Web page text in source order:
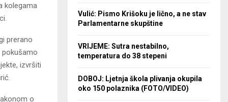
kolegama
prerano
pokušamo
izvršiti
o
Vulić: Pismo Krišoku je lično, a ne stav
Parlamentarne skupštine
VRIJEME: Sutra nestabilno,
temperatura do 38 stepeni
DOBOJ: Ljetnja škola plivanja okupila
oko 150 polaznika (FOTO/VIDEO)